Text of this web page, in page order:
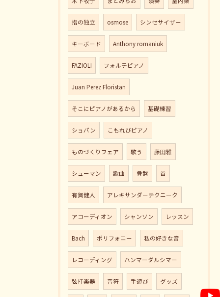
指の独立 osmose シンセサイザー
キーボード Anthony romaniuk
FAZIOLI フォルテピアノ
Juan Perez Floristan
そこにピアノがあるから 基礎練習
ショパン こもれびピアノ
ものづくりフェア 歌う 藤田雅
シューマン 歌曲 骨盤 首
有賀健人 アレキサンダーテクニーク
アコーディオン シャンソン レッスン
Bach ポリフォニー 私の好きな音
レコーディング ハンマーダルシマー
弦打楽器 音符 手遊び グッズ